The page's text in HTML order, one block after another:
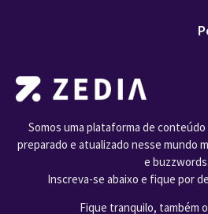
Somos uma plataforma de
preparado e atualizado nesse mundo
e buzzwords.
Inscreva-se abaixo e fique por
Fique tranquilo, também